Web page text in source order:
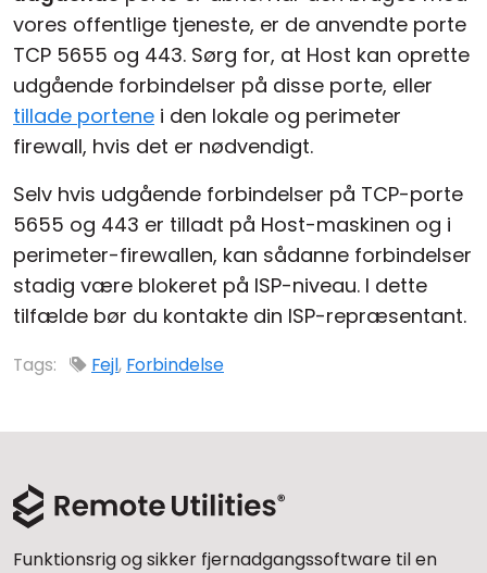
vores offentlige tjeneste, er de anvendte porte
TCP 5655 og 443. Sørg for, at Host kan oprette
udgående forbindelser på disse porte, eller
tillade portene i den lokale og perimeter
firewall, hvis det er nødvendigt.
Selv hvis udgående forbindelser på TCP-porte
5655 og 443 er tilladt på Host-maskinen og i
perimeter-firewallen, kan sådanne forbindelser
stadig være blokeret på ISP-niveau. I dette
tilfælde bør du kontakte din ISP-repræsentant.
Tags: Fejl, Forbindelse
Funktionsrig og sikker fjernadgangssoftware til en